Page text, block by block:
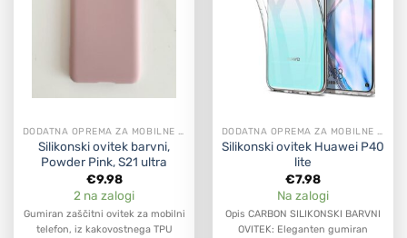
DODATNA OPREMA ZA MOBILNE APARATE
Silikonski ovitek barvni,
Powder Pink, S21 ultra
€9.98
2 na zalogi
Gumiran zaščitni ovitek za mobilni
telefon, iz kakovostnega TPU
DODATNA OPREMA ZA MOBILNE APARATE
Silikonski ovitek Huawei P40
lite
€7.98
Na zalogi
Opis CARBON SILIKONSKI BARVNI
OVITEK: Eleganten gumiran